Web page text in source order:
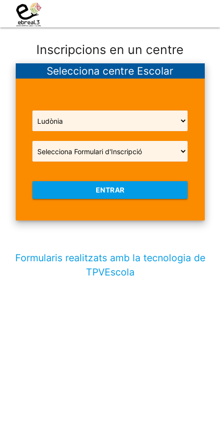
Inscripcions en un centre
Selecciona centre Escolar
ENTRAR
Formularis realitzats amb la tecnologia de
TPVEscola